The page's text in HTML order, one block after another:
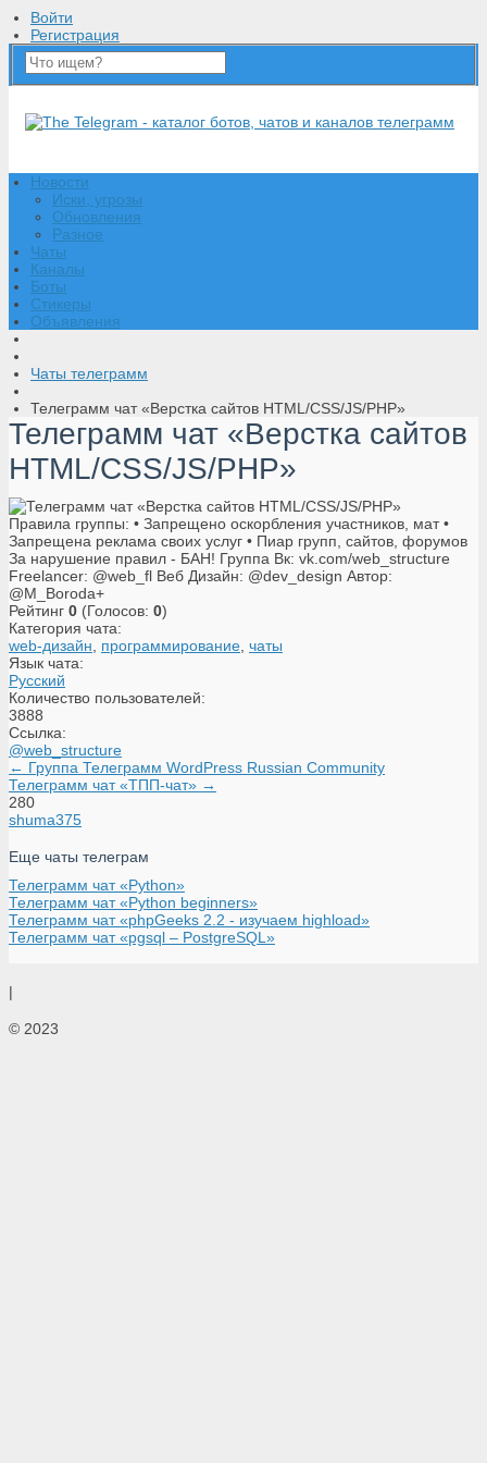
Войти
Регистрация
Новости
Иски, угрозы
Обновления
Разное
Чаты
Каналы
Боты
Стикеры
Объявления
Чаты телеграмм
Телеграмм чат «Верстка сайтов HTML/CSS/JS/PHP»
Телеграмм чат «Верстка сайтов
HTML/CSS/JS/PHP»
Правила группы: • Запрещено оскорбления участников, мат •
Запрещена реклама своих услуг • Пиар групп, сайтов, форумов
За нарушение правил - БАН! Группа Вк: vk.com/web_structure
Freelancer: @web_fl Веб Дизайн: @dev_design Автор:
@M_Boroda+
Рейтинг 0 (Голосов: 0)
Категория чата:
web-дизайн
программирование чаты
Язык чата:
Русский
Количество пользователей:
3888
Ссылка:
@web_structure
← Группа Телеграмм WordPress Russian Community
Телеграмм чат «ТПП-чат» →
280
shuma375
Еще чаты телеграм
Телеграмм чат «Python»
Телеграмм чат «Python beginners»
Телеграмм чат «phpGeeks 2.2 - изучаем highload»
Телеграмм чат «pgsql – PostgreSQL»
|
© 2023